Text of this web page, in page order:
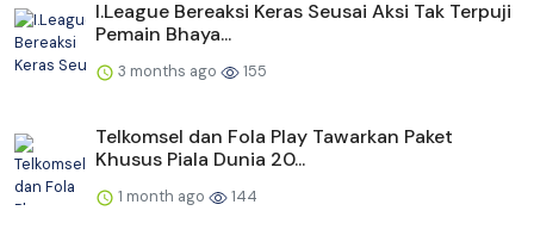
I.League Bereaksi Keras Seusai Aksi Tak Terpuji
Pemain Bhaya...
3 months ago 155
Telkomsel dan Fola Play Tawarkan Paket
Khusus Piala Dunia 20...
1 month ago 144